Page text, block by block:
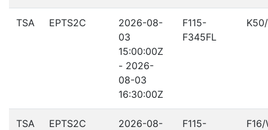
TSA EPTS2C
2026-08-
03
15:00:00Z
- 2026-
08-03
16:30:00Z
F115-
F345FL
TSA EPTS2C
2026-08-
F115-
F16/